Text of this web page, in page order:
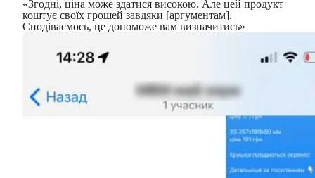
«Згодні, ціна може здатися високою. Але цей продукт
коштує своїх грошей завдяки [аргументам].
Сподіваємось, це допоможе вам визначитись»